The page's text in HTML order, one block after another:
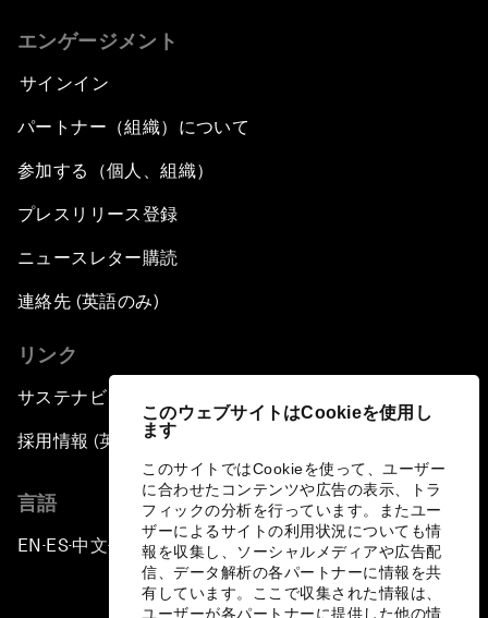
このウェブサイトはCookieを使用し
ます
このサイトではCookieを使って、ユーザー
に合わせたコンテンツや広告の表示、トラ
フィックの分析を行っています。またユー
ザーによるサイトの利用状況についても情
報を収集し、ソーシャルメディアや広告配
信、データ解析の各パートナーに情報を共
有しています。ここで収集された情報は、
ユーザーが各パートナーに提供した他の情
エンゲージメント
サインイン
パートナー（組織）について
参加する（個人、組織）
プレスリリース登録
ニュースレター購読
連絡先 (英語のみ)
リンク
サステナビリティへの取り組み
採用情報 (英語のみ)
言語
EN ▪ ES▪中文▪ 日本語